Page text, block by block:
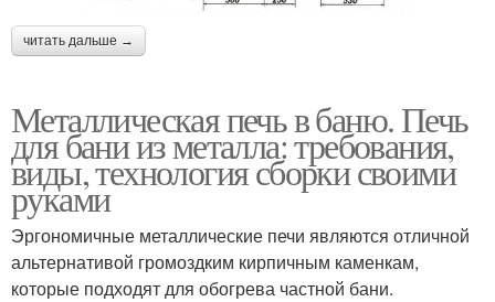
читать дальше →
Металлическая печь в баню. Печь
для бани из металла: требования,
виды, технология сборки своими
руками
Эргономичные металлические печи являются отличной
альтернативой громоздким кирпичным каменкам,
которые подходят для обогрева частной бани.